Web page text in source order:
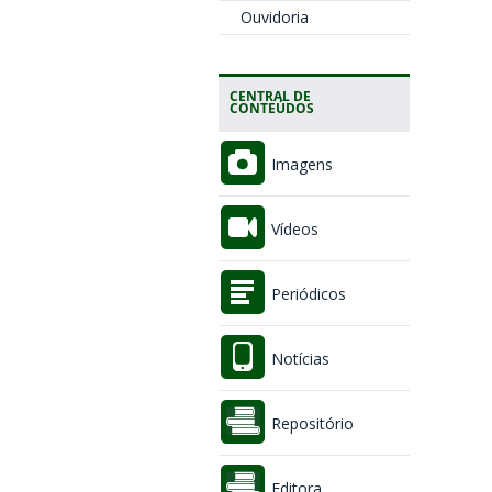
Ouvidoria
CENTRAL DE
CONTEÚDOS
Imagens
Vídeos
Periódicos
Notícias
Repositório